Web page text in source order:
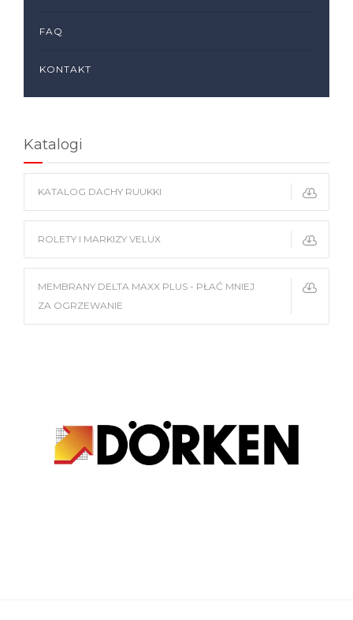
FAQ
KONTAKT
Katalogi
KATALOG DACHY RUUKKI
ROLETY I MARKIZY VELUX
MEMBRANY DELTA MAXX PLUS - PŁAĆ MNIEJ
ZA OGRZEWANIE